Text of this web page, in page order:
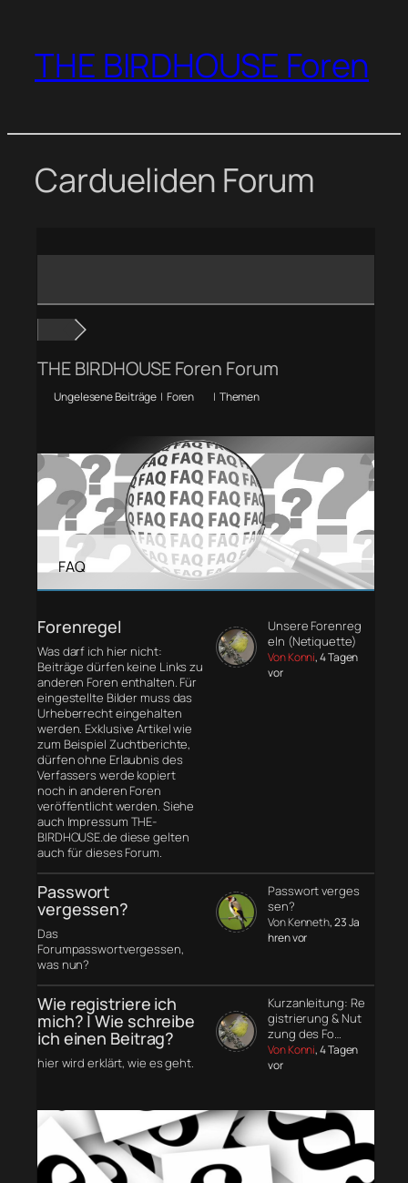
springen
THE BIRDHOUSE Foren
Cardueliden Forum
THE BIRDHOUSE Foren Forum
Ungelesene Beiträge | Foren | Themen
FAQ
Forenregel
Was darf ich hier nicht:
Beiträge dürfen keine Links zu
anderen Foren enthalten. Für
eingestellte Bilder muss das
Urheberrecht eingehalten
werden. Exklusive Artikel wie
zum Beispiel Zuchtberichte,
dürfen ohne Erlaubnis des
Verfassers werde kopiert
noch in anderen Foren
veröffentlicht werden. Siehe
auch Impressum THE-
BIRDHOUSE.de diese gelten
auch für dieses Forum.
Unsere Forenreg
eln (Netiquette)
Von Konni, 4 Tagen
vor
Passwort
vergessen?
Das
Forumpasswortvergessen,
was nun?
Passwort verges
sen?
Von Kenneth, 23 Ja
hren vor
Wie registriere ich
mich? | Wie schreibe
ich einen Beitrag?
hier wird erklärt, wie es geht.
Kurzanleitung: Re
gistrierung & Nut
zung des Fo…
Von Konni, 4 Tagen
vor